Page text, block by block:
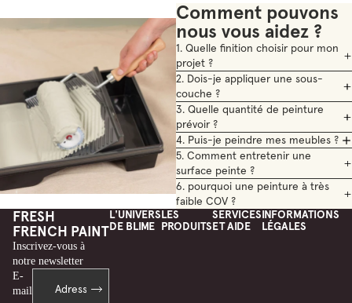
Comment pouvons
nous vous aidez ?
1. Quelle finition choisir pour mon
projet ?
2. Dois-je appliquer une sous-
couche ?
3. Quelle quantité de peinture
prévoir ?
4. Puis-je peindre mes meubles ?
5. Comment entretenir une
surface peinte ?
6. pourquoi une peinture à très
faible COV ?
FRESH
FRENCH PAINT
Inscrivez-vous à
notre newsletter
E-
mail
L'UNIVERS
DE BLIME
LES
PRODUITS
SERVICES
ET AIDE
INFORMATIONS
LÉGALES